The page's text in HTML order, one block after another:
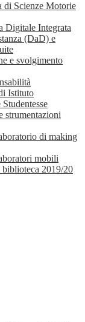
di Scienze Motorie
Digitale Integrata
(DaD) e
e svolgimento
Istituto
strumentazioni
di making
mobili
2019/20